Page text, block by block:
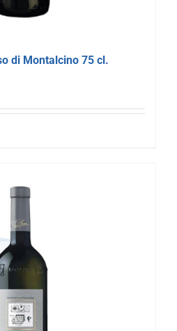
di Montalcino 75 cl.